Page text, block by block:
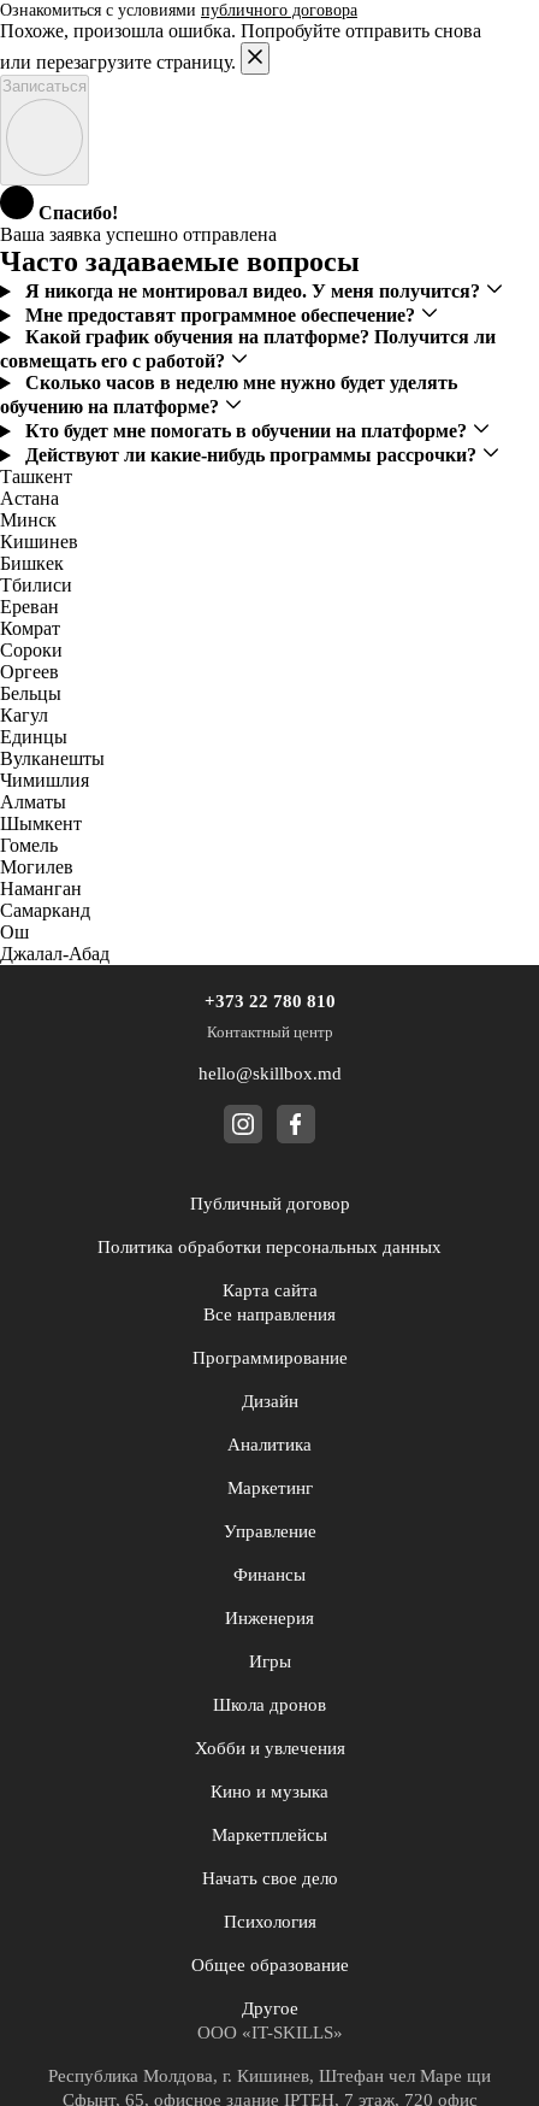
Ознакомиться с условиями публичного договора
Похоже, произошла ошибка. Попробуйте отправить снова
или перезагрузите страницу.
Записаться
Спасибо!
Ваша заявка успешно отправлена
Часто задаваемые вопросы
Я никогда не монтировал видео. У меня получится?
Мне предоставят программное обеспечение?
Какой график обучения на платформе? Получится ли
совмещать его с работой?
Сколько часов в неделю мне нужно будет уделять
обучению на платформе?
Кто будет мне помогать в обучении на платформе?
Действуют ли какие-нибудь программы рассрочки?
Ташкент
Астана
Минск
Кишинев
Бишкек
Тбилиси
Ереван
Комрат
Сороки
Оргеев
Бельцы
Кагул
Единцы
Вулканешты
Чимишлия
Алматы
Шымкент
Гомель
Могилев
Наманган
Самарканд
Ош
Джалал-Абад
+373 22 780 810
Контактный центр
hello@skillbox.md
Публичный договор
Политика обработки персональных данных
Карта сайта
Все направления
Программирование
Дизайн
Аналитика
Маркетинг
Управление
Финансы
Инженерия
Игры
Школа дронов
Хобби и увлечения
Кино и музыка
Маркетплейсы
Начать свое дело
Психология
Общее образование
Другое
ООО «IT-SKILLS»
Республика Молдова, г. Кишинев, Штефан чел Маре щи
Сфынт, 65, офисное здание IPTEH, 7 этаж, 720 офис